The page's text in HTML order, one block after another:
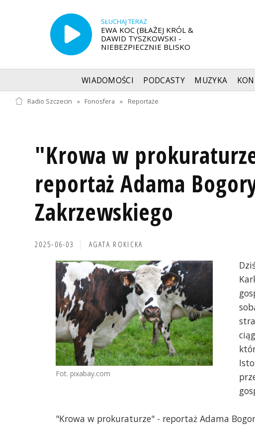
SŁUCHAJ TERAZ
EWA KOC (BŁAŻEJ KRÓL &
DAWID TYSZKOWSKI -
NIEBEZPIECZNIE BLISKO
WIADOMOŚCI PODCASTY MUZYKA
Radio Szczecin » Fonosfera » Reportaże
"Krowa w
reportaż Adama
Zakrzewskiego
2025-06-03 AGATA ROKICKA
Fot. pixabay.com
"Krowa w prokuraturze" - reportaż Adama